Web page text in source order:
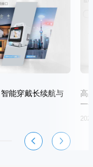
能穿戴长续航与
高
一